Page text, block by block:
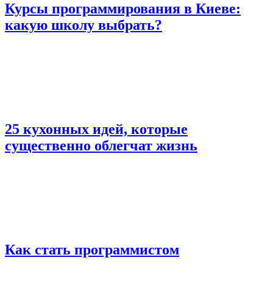
Курсы программирования в Киеве:
какую школу выбрать?
25 кухонных идей, которые
существенно облегчат жизнь
Как стать программистом